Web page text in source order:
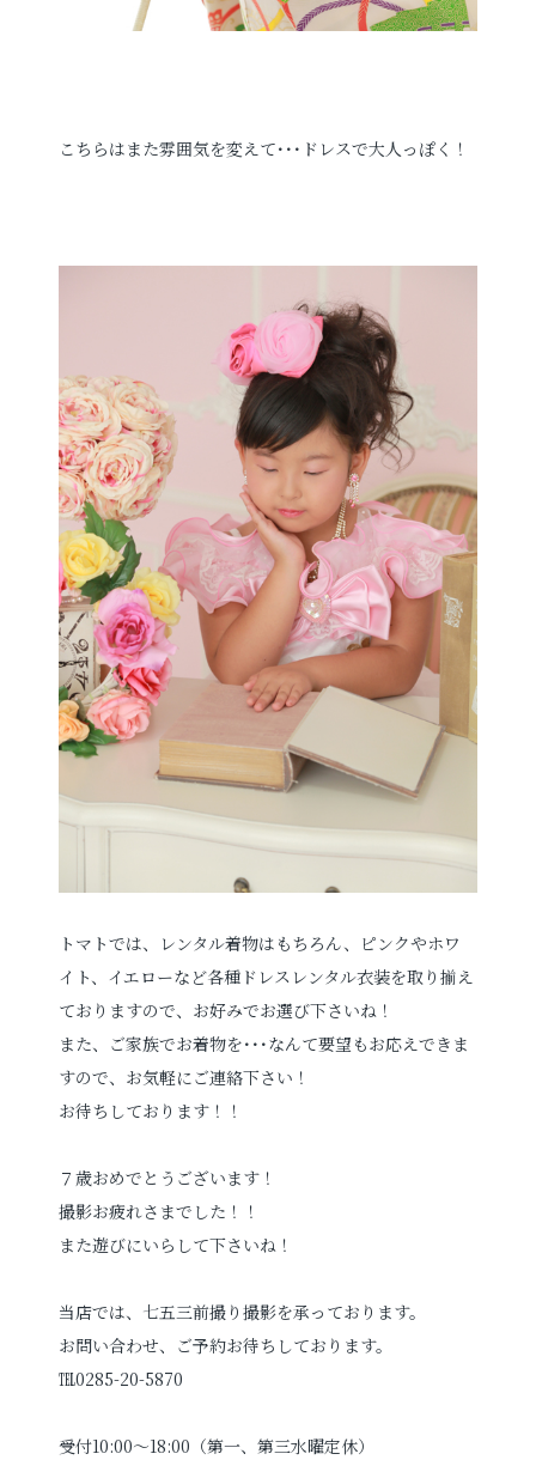
こちらはまた雰囲気を変えて･･･ドレスで大人っぽく！
トマトでは、レンタル着物はもちろん、ピンクやホワ
イト、イエローなど各種ドレスレンタル衣装を取り揃え
ておりますので、お好みでお選び下さいね！
また、ご家族でお着物を･･･なんて要望もお応えできま
すので、お気軽にご連絡下さい！
お待ちしております！！
７歳おめでとうございます！
撮影お疲れさまでした！！
また遊びにいらして下さいね！
当店では、七五三前撮り撮影を承っております。
お問い合わせ、ご予約お待ちしております。
℡0285-20-5870
受付10:00～18:00（第一、第三水曜定休）